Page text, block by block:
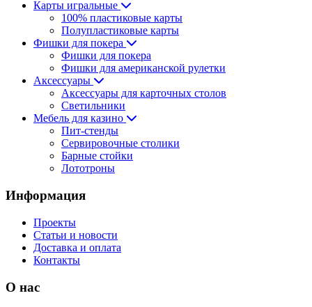
Карты игральные
100% пластиковые карты
Полупластиковые карты
Фишки для покера
Фишки для покера
Фишки для американской рулетки
Аксессуары
Аксессуары для карточных столов
Светильники
Мебель для казино
Пит-стенды
Сервировочные столики
Барные стойки
Лототроны
Информация
Проекты
Статьи и новости
Доставка и оплата
Контакты
О нас